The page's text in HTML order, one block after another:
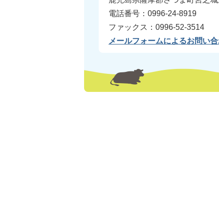
電話番号：0996-24-8919
ファックス：0996-52-3514
メールフォームによるお問い